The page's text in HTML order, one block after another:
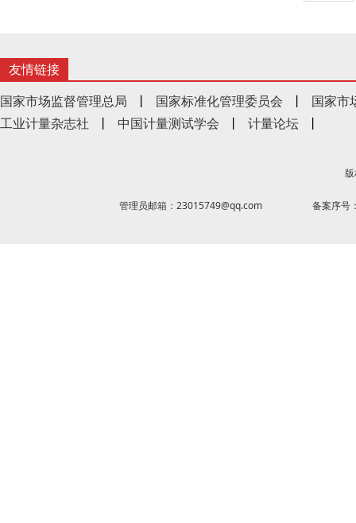
友情链接
国家市场监督管理总局
丨 国家标准化管理委员会 丨
国家市
工业计量杂志社
丨 中国计量测试学会 丨 计量论坛 丨
管理员邮箱：23015749@qq.com 备案序号